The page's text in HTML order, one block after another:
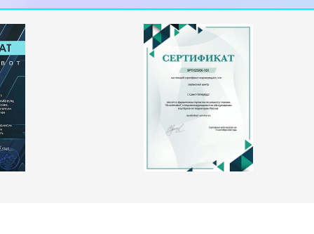
1700 ₽
2600 ₽ Заказать
2600 ₽ Заказать
1100 ₽